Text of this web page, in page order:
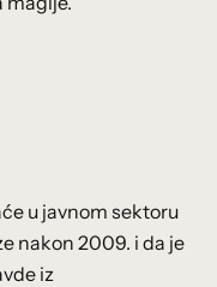
u javnom sektoru
nakon 2009. i da je
iz